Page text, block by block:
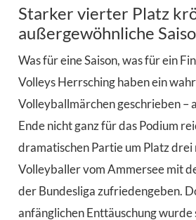
Starker vierter Platz
außergewöhnliche
Was für eine Saison, was für ein
Volleys Herrsching haben ein
Volleyballmärchen geschrieben –
Ende nicht ganz für das Podium
dramatischen Partie um Platz drei
Volleyballer vom Ammersee mit
der Bundesliga zufriedengeben.
anfänglichen Enttäuschung wurde